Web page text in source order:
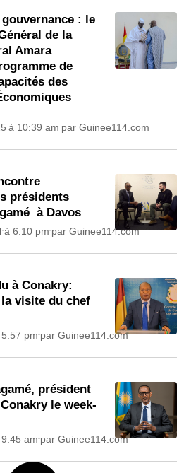
: le
de la
Amara
de
des
à 10:39 am par Guinee114.com
présidents
à Davos
à 6:10 pm par Guinee114.com
à Conakry:
visite du chef
5:57 pm par Guinee114.com
président
le week-
9:45 am par Guinee114.com